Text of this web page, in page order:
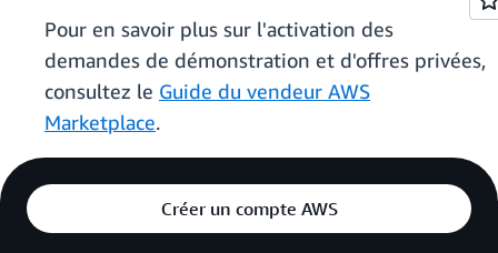
Pour en savoir plus sur l'activation des
demandes de démonstration et d'offres privées,
consultez le Guide du vendeur AWS
Marketplace.
Créer un compte AWS